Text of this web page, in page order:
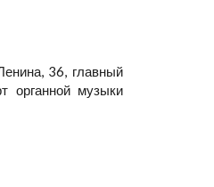
36, главный
органной музыки